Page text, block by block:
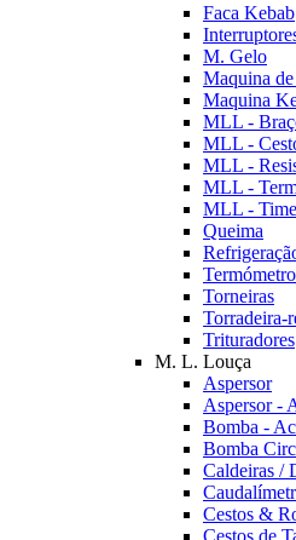
Faca Kebab
M. Gelo
Maquina
Maquina
MLL -
MLL -
MLL -
MLL -
MLL -
Queima
Torneiras
Torradeira-
Trituradores
M. L. Louça
Aspersor
Aspersor -
Bomba -
Bomba
Caldeiras /
Cestos &
Cestos de